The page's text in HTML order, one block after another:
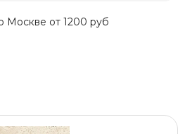
Москве от 1200 руб